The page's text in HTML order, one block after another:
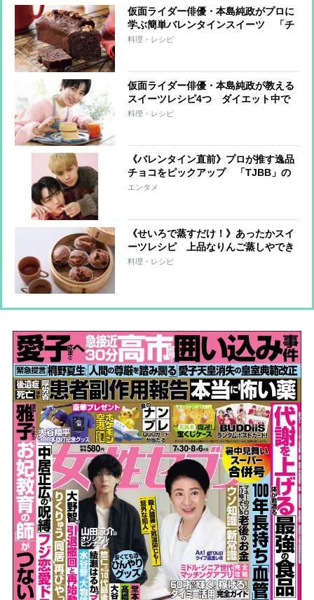
仮面ライダー俳優・本島純政がプロに
学ぶ簡単バレンタインスイーツ 「チ
ョコバナナパウンドケーキ」と「生チ
料理・レシピ
仮面ライダー俳優・本島純政が教える
スイーツレシピ4つ ダイエット中で
も罪悪感なしのヘルシースイーツ満載
料理・レシピ
《バレンタイン直前》プロが推す逸品
チョコをピックアップ 「TJBB」の
宇原雄飛＆古嶋滝がファンに贈りたい
エンタメ
《せいろで蒸すだけ！》あったかスイ
ーツレシピ 上品なりんご蒸しやでき
立て蒸しパンならではのふわふわ食
料理・レシピ